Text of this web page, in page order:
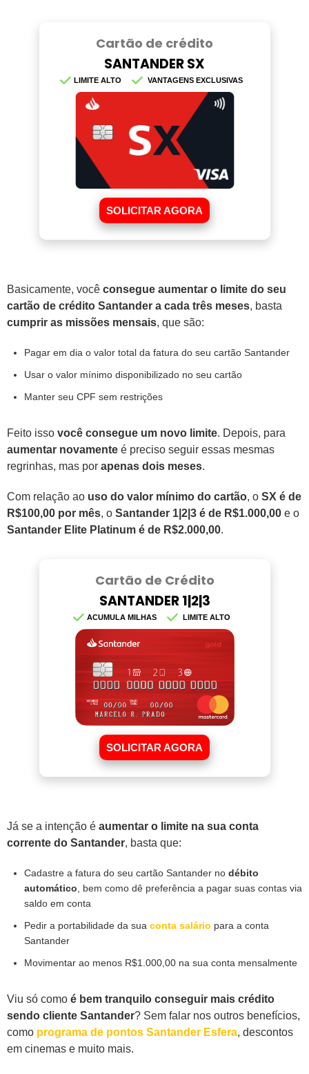
Cartão de crédito
SANTANDER SX
LIMITE ALTO VANTAGENS EXCLUSIVAS
SOLICITAR AGORA
Basicamente, você consegue aumentar o limite do seu
cartão de crédito Santander a cada três meses, basta
cumprir as missões mensais, que são:
Pagar em dia o valor total da fatura do seu cartão Santander
Usar o valor mínimo disponibilizado no seu cartão
Manter seu CPF sem restrições
Feito isso você consegue um novo limite. Depois, para
aumentar novamente é preciso seguir essas mesmas
regrinhas, mas por apenas dois meses.
Com relação ao uso do valor mínimo do cartão, o SX é de
R$100,00 por mês, o Santander 1|2|3 é de R$1.000,00 e o
Santander Elite Platinum é de R$2.000,00.
Cartão de Crédito
SANTANDER 1|2|3
ACUMULA MILHAS LIMITE ALTO
SOLICITAR AGORA
Já se a intenção é aumentar o limite na sua conta
corrente do Santander, basta que:
Cadastre a fatura do seu cartão Santander no débito
automático , bem como dê preferência a pagar suas contas via
saldo em conta
Pedir a portabilidade da sua conta salário para a conta
Santander
Movimentar ao menos R$1.000,00 na sua conta mensalmente
Viu só como é bem tranquilo conseguir mais crédito
sendo cliente Santander? Sem falar nos outros benefícios,
como programa de pontos Santander Esfera, descontos
em cinemas e muito mais.